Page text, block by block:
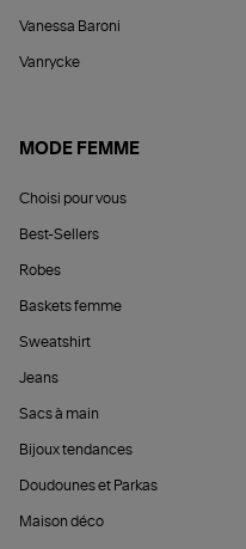
Vanessa Baroni
Vanrycke
MODE FEMME
Choisi pour vous
Best-Sellers
Robes
Baskets femme
Sweatshirt
Jeans
Sacs à main
Bijoux tendances
Doudounes et Parkas
Maison déco